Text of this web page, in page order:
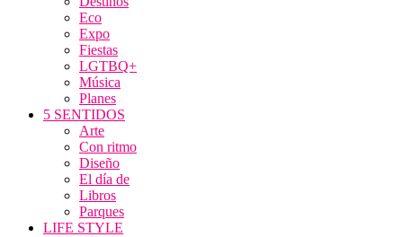
Eco
Expo
Fiestas
LGTBQ+
Música
Planes
5 SENTIDOS
Arte
Con ritmo
Diseño
El día de
Libros
Parques
LIFE STYLE